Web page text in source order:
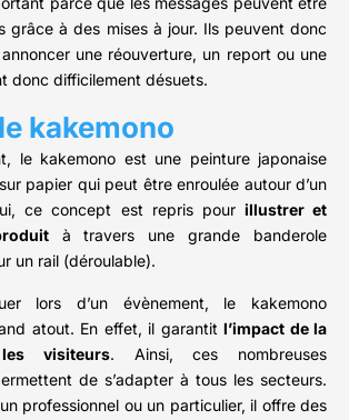
grâce à des mises à jour. Ils peuvent donc
une réouverture, un report ou une
donc difficilement désuets.
kakemono
le kakemono est une peinture japonaise
papier qui peut être enroulée autour d’un
ce concept est repris pour illustrer et
à travers une grande banderole
un rail (déroulable).
lors d’un évènement, le kakemono
atout. En effet, il garantit l’impact de la
visiteurs. Ainsi, ces nombreuses
de s’adapter à tous les secteurs.
professionnel ou un particulier, il offre des